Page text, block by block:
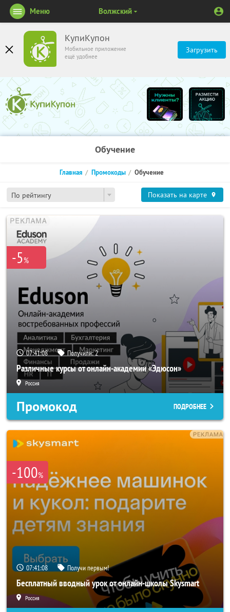
КупиКупон
Мобильное приложение
ещё удобнее
Загрузить
Меню Волжский
Обучение
По рейтингу
Главная Промокоды Обучение
Показать на карте
-5%
07:41:07 Получили:2
Различные курсы от онлайн-академии «Эдюсон»
Россия
Промокод ПОДРОБНЕЕ
-100%
07:41:07 Получи первым!
Бесплатный вводный урок от онлайн-школы Skysmart
Россия